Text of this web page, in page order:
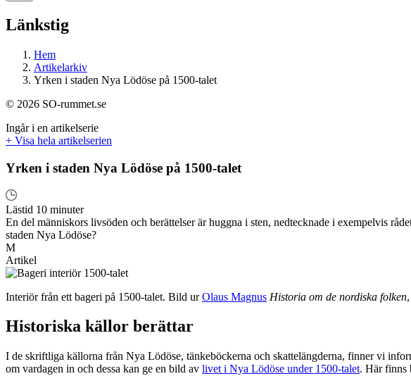
Länkstig
Hem
Artikelarkiv
Yrken i staden Nya Lödöse på 1500-talet
© 2026 SO-rummet.se
Ingår i en artikelserie
+ Visa hela artikelserien
Yrken i staden Nya Lödöse på 1500-talet
Lästid 10 minuter
En del människors livsöden och berättelser är huggna i sten, nedtecknade i exempelvis
staden Nya Lödöse?
M
Artikel
Interiör från ett bageri på 1500-talet. Bild urOlaus Magnus Historia om de nordiska folken
Historiska källor berättar
I de skriftliga källorna från Nya Lödöse, tänkeböckerna och skattelängderna, finner vi
om vardagen in och dessa kan ge en bild av livet i Nya Lödöse under 1500-talet. Här finns